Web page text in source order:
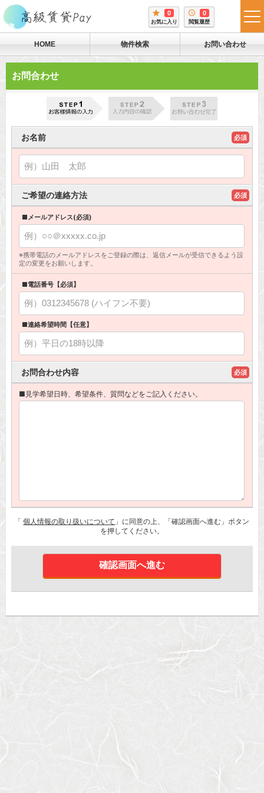
0
お気に入り
0
閲覧履歴
HOME 物件検索 お問い合わせ
お問合わせ
お名前 必須
ご希望の連絡方法 必須
■メールアドレス(必須)
※携帯電話のメールアドレスをご登録の際は、返信メールが受信できるよう設
定の変更をお願いします。
■電話番号【必須】
■連絡希望時間【任意】
お問合わせ内容 必須
■見学希望日時、希望条件、質問などをご記入ください。
「個人情報の取り扱いについて 」に同意の上、「確認画面へ進む」ボタン
を押してください。